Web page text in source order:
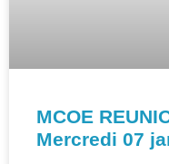
MCOE
Mercredi 07